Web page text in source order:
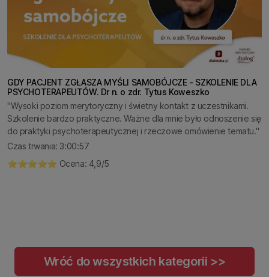
GDY PACJENT ZGŁASZA MYŚLI SAMOBÓJCZE - SZKOLENIE DLA
PSYCHOTERAPEUTÓW. Dr n. o zdr. Tytus Koweszko
"Wysoki poziom merytoryczny i świetny kontakt z uczestnikami.
Szkolenie bardzo praktyczne. Ważne dla mnie było odnoszenie się
do praktyki psychoterapeutycznej i rzeczowe omówienie tematu."
Czas trwania: 3:00:57
⭐️⭐️⭐️⭐️⭐️ Ocena: 4,9/5
Wróć do wszystkich kategorii >>